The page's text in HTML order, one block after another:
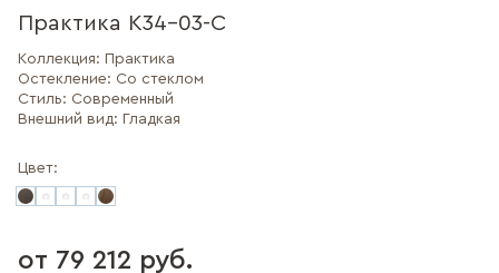
Практика К34-03-С
Коллекция: Практика
Остекление: Со стеклом
Стиль: Современный
Внешний вид: Гладкая
Цвет:
от 79 212 руб.